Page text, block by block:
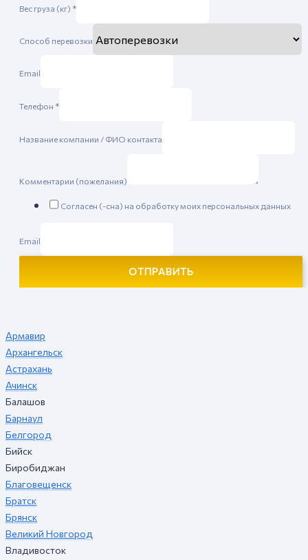
Армавир
Архангельск
Астрахань
Ачинск
Балашов
Барнаул
Белгород
Бийск
Биробиджан
Благовещенск
Братск
Брянск
Великий Новгород
Владивосток
Вес груза (кг) *
Способ перевозки
Email
Телефон *
Название компании / ФИО контакта
Комментарии (пожелания)
Согласен (-сна) на обработку моих персональных данных
Email
ОТПРАВИТЬ